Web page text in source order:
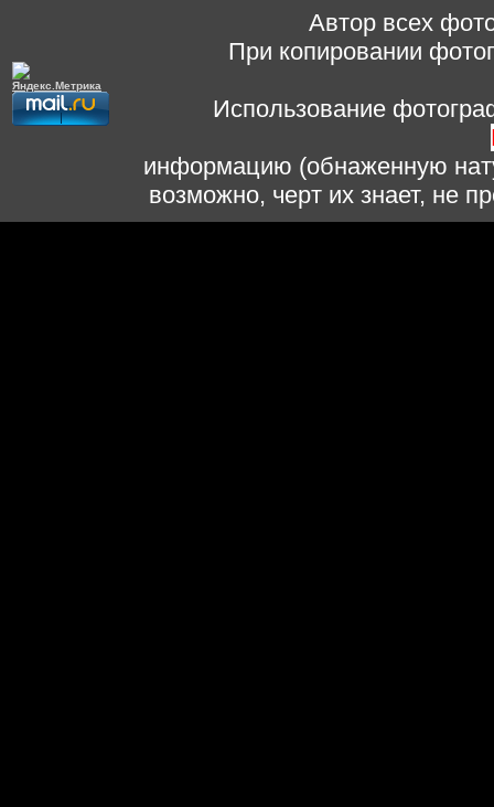
Автор всех
При копировании
Использование
информацию (обнаженную
возможно, черт их знает, не